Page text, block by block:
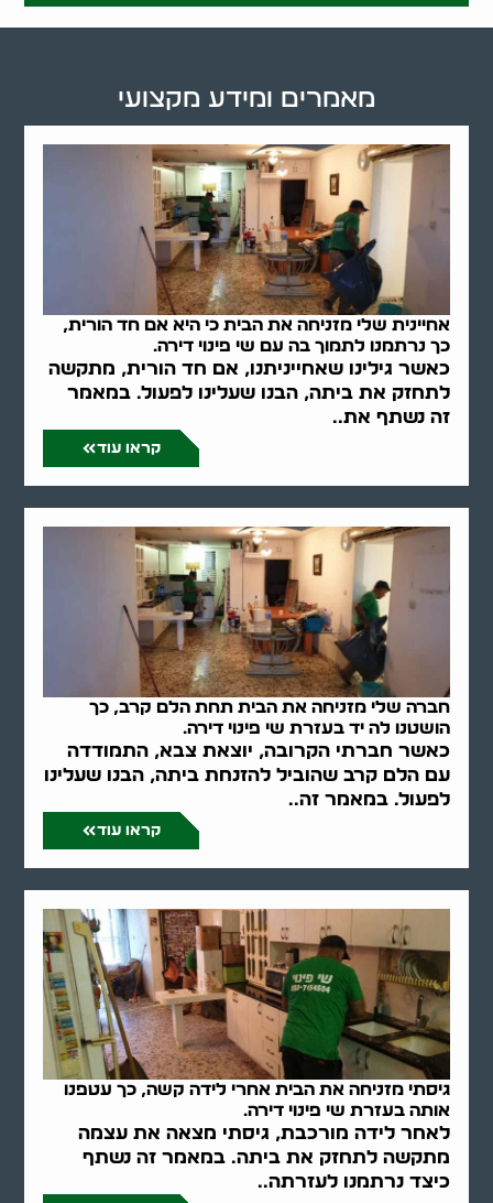
אחיינית שלי מזניחה את הבית כי היא אם חד הורית,
כך נרתמנו לתמוך בה עם שי פינוי דירה.
כאשר גילינו שאחייניתנו, אם חד הורית, מתקשה
לתחזק את ביתה, הבנו שעלינו לפעול. במאמר
זה נשתף את..
קראו עוד
חברה שלי מזניחה את הבית תחת הלם קרב, כך
הושטנו לה יד בעזרת שי פינוי דירה.
כאשר חברתי הקרובה, יוצאת צבא, התמודדה
עם הלם קרב שהוביל להזנחת ביתה, הבנו שעלינו
לפעול. במאמר זה..
קראו עוד
גיסתי מזניחה את הבית אחרי לידה קשה, כך עטפנו
אותה בעזרת שי פינוי דירה.
לאחר לידה מורכבת, גיסתי מצאה את עצמה
מתקשה לתחזק את ביתה. במאמר זה נשתף
כיצד נרתמנו לעזרתה..
מאמרים ומידע מקצועי